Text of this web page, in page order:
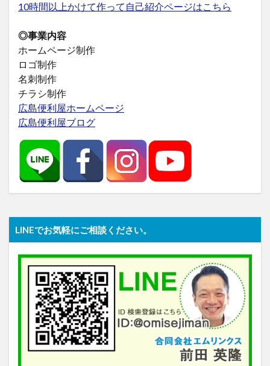
10時間以上かけて作って自己紹介ページはこちら
◎事業内容
ホームページ制作
ロゴ制作
名刺制作
チラシ制作
広島便利屋ホームページ
広島便利屋ブログ
LINEでお気軽にご相談ください。